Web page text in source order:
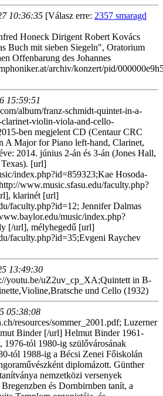
10:36:35 [Válasz erre: 2357 smaragd
Honeck Dirigent Robert Kovács
Buch mit sieben Siegeln", Oratorium
Offenbarung des Johannes
archiv/konzert/pid/
15:59:51
album/franz-schmidt-quintet-in-a-
violin-viola-and-cello-
ben megjelent CD (Centaur CRC
A Major for Piano left-hand, Clarinet,
2014. június 2-án és 3-án (Jones Hall,
[url]
index.php?id=859323;Kae Hosoda-
www.music.sfasu.edu/faculty.php?
klarinét [url]
faculty.php?id=12; Jennifer Dalmas
music/index.php?
[/url], mélyhegedű [url]
faculty.php?id=35;Evgeni Raychev
13:49:30
youtu.be/uZ2uv_cp_XA;Quintett in B-
und Cello (1932)
05:38:08
resources/sommer_2001.pdf; Luzerner
Binder [/url] Helmut Binder 1961-
1976-tól 1980-ig szülővárosának
tól 1988-ig a Bécsi Zenei Főiskolán
diplomázott. Günther
nemzetközi versenyek
és Dornbirnben tanít, a